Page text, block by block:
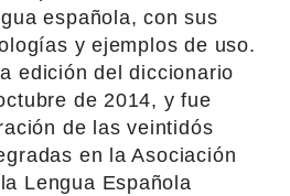
española, con sus
y ejemplos de uso.
edición del diccionario
de 2014, y fue
de las veintidós
en la Asociación
Lengua Española